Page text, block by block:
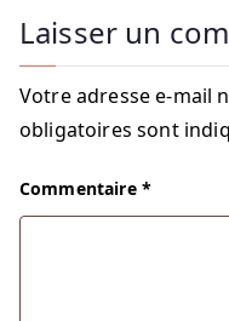
l’article
Laisser un
Votre adresse e-mail
obligatoires sont
Commentaire *